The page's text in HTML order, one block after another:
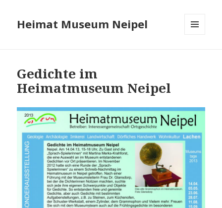
Heimat Museum Neipel
Gedichte im
Heimatmuseum Neipel